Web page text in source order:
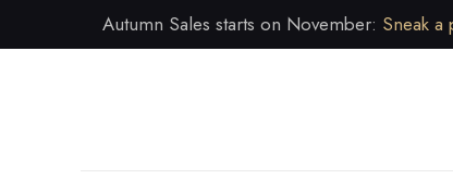
Autumn Sales starts on November: Sneak a